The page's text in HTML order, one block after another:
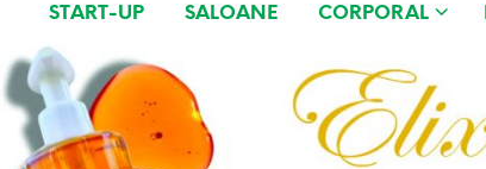
START-UP SALOANE CORPORAL